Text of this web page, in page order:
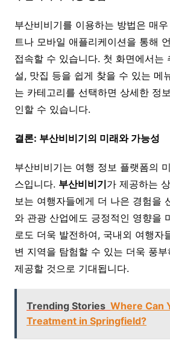
부산비비기를 이용하는 방법은 매
트나 모바일 애플리케이션을 통해
접속할 수 있습니다. 첫 화면에서는
설, 맛집 등을 쉽게 찾을 수 있는 메
는 카테고리를 선택하면 상세한 정
인할 수 있습니다.
결론: 부산비비기의 미래와 가능성
부산비비기는 여행 정보 플랫폼의
스입니다. 부산비비기가 제공하는
보는 여행자들에게 더 나은 경험을
와 관광 산업에도 긍정적인 영향을
로도 더욱 발전하여, 국내외 여행자
변 지역을 탐험할 수 있는 더욱 풍
제공할 것으로 기대됩니다.
Trending Stories Where Can
Treatment in Springfield?